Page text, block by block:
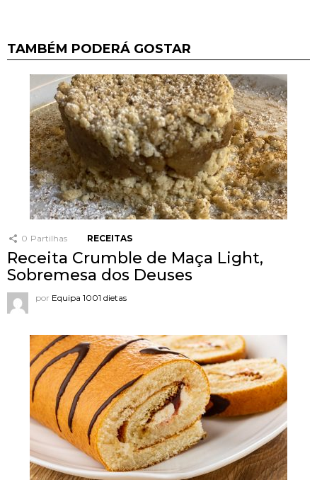
TAMBÉM PODERÁ GOSTAR
0 Partilhas RECEITAS
Receita Crumble de Maça Light,
Sobremesa dos Deuses
por Equipa 1001 dietas